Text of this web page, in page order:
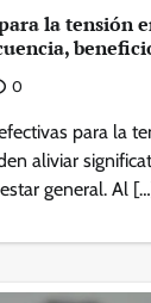
la tensión
0
para la
aliviar
general. Al